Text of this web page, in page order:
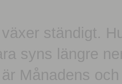
ständigt.
syns längre
Månadens